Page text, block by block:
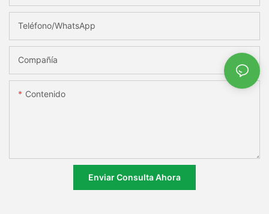
Teléfono/WhatsApp
Compañía
Contenido
Enviar Consulta Ahora